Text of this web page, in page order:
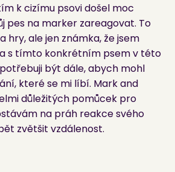
k cizímu psovi došel moc
pes na marker zareagovat. To
hry, ale jen známka, že jsem
s tímto konkrétním psem v této
být dále, abych mohl
které se mi líbí. Mark and
důležitých pomůcek pro
na práh reakce svého
zvětšit vzdálenost.